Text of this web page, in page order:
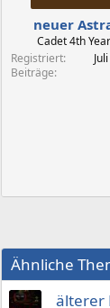
neuer
Cadet 4th Year
Registriert
Beiträge
Ähnliche
älterer